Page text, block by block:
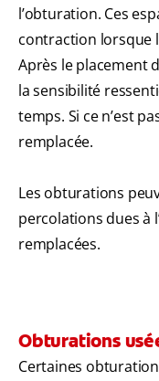
l’obturation. Ces
contraction lorsque
Après le placement
la sensibilité
temps. Si ce n’est
remplacée.
Les obturations
percolations dues à
remplacées.
Obturations
Certaines